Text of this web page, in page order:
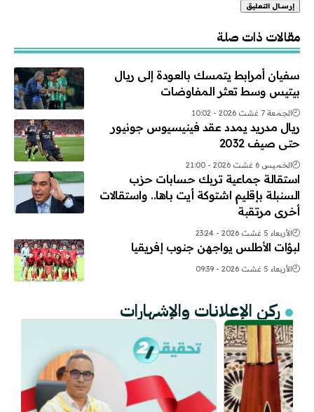
مقالات ذات صلة
سفيان أمرابط يتمسك بالعودة إلى ريال
بيتيس وسط تعثر المفاوضات
الجمعة 7 غشت 2026 - 10:02
ريال مدريد يمدد عقد فينيسيوس جونيور
حتى صيف 2032
الخميس 6 غشت 2026 - 21:00
استقالة جماعية تربك حسابات حزب
السنبلة بإقليم اشتوكة أيت باها.. واستقالات
أخرى مرتقبة
الأربعاء 5 غشت 2026 - 23:24
لبؤات الأطلس يواجهن جنوب إفريقيا
الأربعاء 5 غشت 2026 - 09:39
ركن الإعلانات والإشهارات